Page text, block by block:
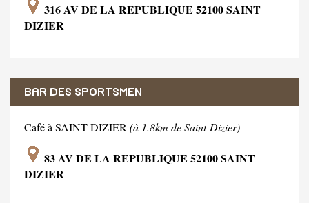
316 AV DE LA REPUBLIQUE 52100 SAINT
DIZIER
BAR DES SPORTSMEN
Café à SAINT DIZIER (à 1.8km de Saint-Dizier)
83 AV DE LA REPUBLIQUE 52100 SAINT
DIZIER